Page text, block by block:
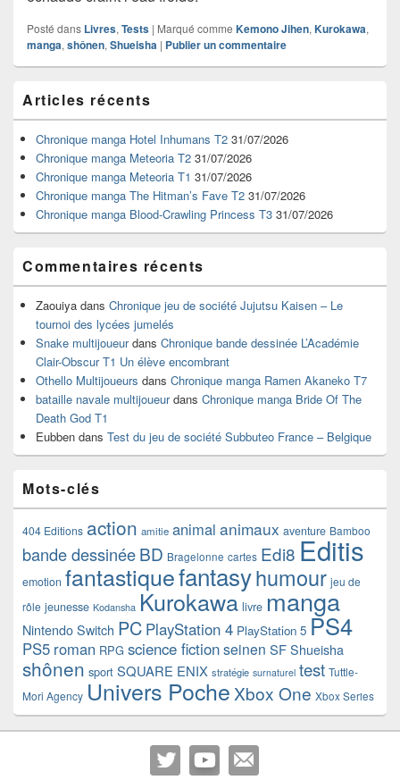
Posté dans Livres, Tests | Marqué comme Kemono Jihen, Kurokawa,
manga, shônen, Shueisha | Publier un commentaire
principale
de
widget
pour
barre
latérale
Articles récents
Chronique manga Hotel Inhumans T2 31/07/2026
Chronique manga Meteoria T2 31/07/2026
Chronique manga Meteoria T1 31/07/2026
Chronique manga The Hitman’s Fave T2 31/07/2026
Chronique manga Blood-Crawling Princess T3 31/07/2026
Commentaires récents
Zaouiya dans Chronique jeu de société Jujutsu Kaisen – Le
tournoi des lycées jumelés
Snake multijoueurdans Chronique bande dessinée L’Académie
Clair-Obscur T1 Un élève encombrant
Othello Multijoueurs dans Chronique manga Ramen Akaneko T7
bataille navale multijoueurdans Chronique manga Bride Of The
Death God T1
Eubben dans Test du jeu de société Subbuteo France – Belgique
Mots-clés
404 Editions action amitie animal animaux aventure Bamboo
bande dessinéeBD Bragelonne cartes Edi8 Editis
emotion fantastiquefantasyhumour jeu de
rôle jeunesse Kodansha Kurokawa livre manga
Nintendo Switch PC PlayStation 4 PlayStation 5 PS4
PS5 roman RPG science fictionseinen SF Shueisha
shônen sport SQUARE ENIX stratégie surnaturel test Tuttle-
Mori Agency Univers Poche Xbox One Xbox Series